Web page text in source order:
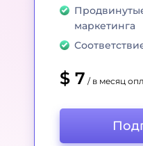
маркетинга
$ 7 / в месяц